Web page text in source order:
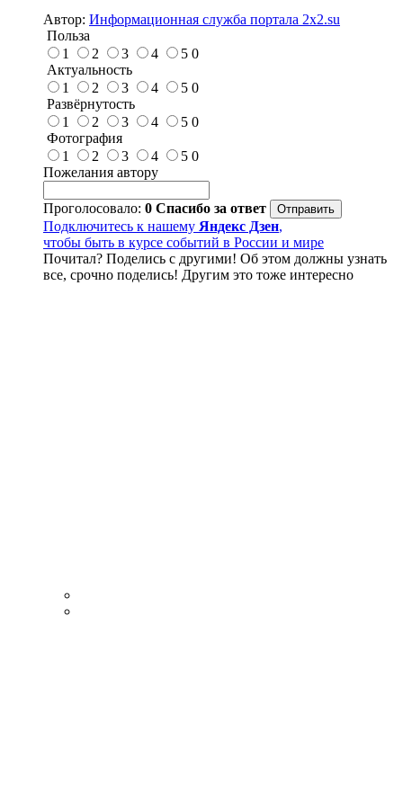
Автор: Информационная служба портала 2x2.su
Польза
1
2 3 4 5 0
Актуальность
1
2 3 4 5 0
Развёрнутость
1
2 3 4 5 0
Фотография
1
2 3 4 5 0
Пожелания автору
Проголосовало: 0 Спасибо за ответ
Подключитесь к нашему Яндекс Дзен,
чтобы быть в курсе событий в России и мире
Почитал? Поделись с другими! Об этом должны узнать
все, срочно поделись! Другим это тоже интересно